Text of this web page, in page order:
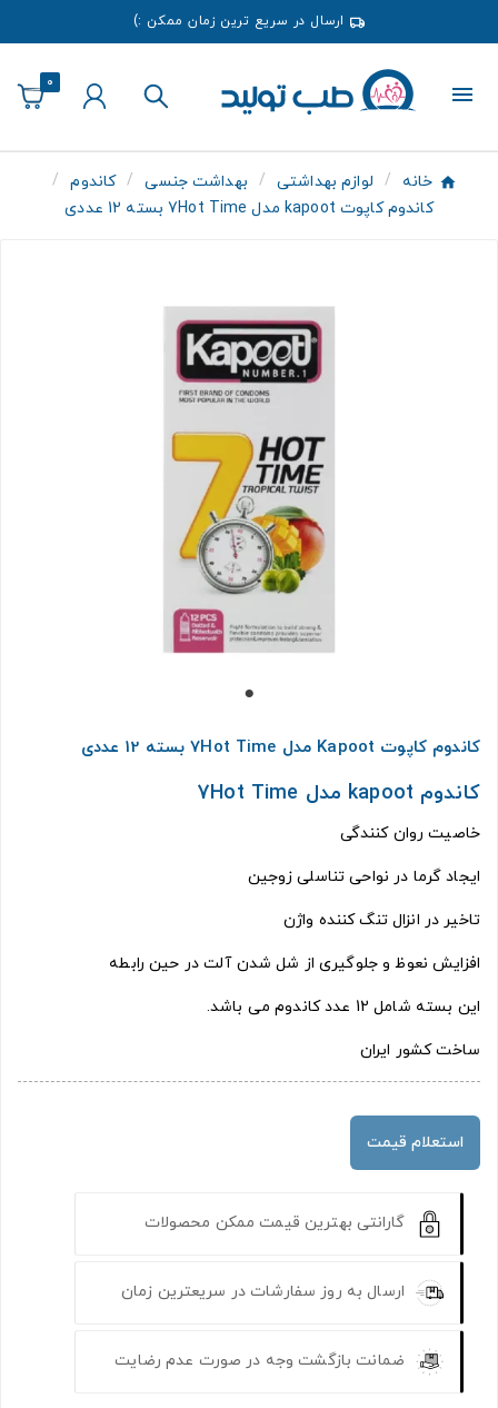
ارسال در سریع ترین زمان ممکن :)
0
خانه لوازم بهداشتی بهداشت جنسی
کاندوم
کاندوم کاپوت kapoot مدل 7Hot Time بسته 12 عددی
کاندوم کاپوت Kapoot مدل 7Hot Time بسته 12 عددی
کاندوم kapoot مدل 7Hot Time
خاصیت روان کنندگی
ایجاد گرما در نواحی تناسلی زوجین
تاخیر در انزال تنگ کننده واژن
افزایش نعوظ و جلوگیری از شل شدن آلت در حین رابطه
این بسته شامل 12 عدد کاندوم می باشد.
ساخت کشور ایران
استعلام قیمت
گارانتی بهترین قیمت ممکن محصولات
ارسال به روز سفارشات در سریعترین زمان
ضمانت بازگشت وجه در صورت عدم رضایت